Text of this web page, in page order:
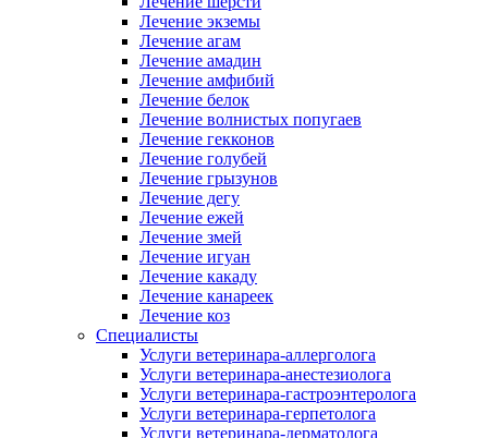
Лечение экземы
Лечение агам
Лечение амадин
Лечение амфибий
Лечение белок
Лечение волнистых попугаев
Лечение гекконов
Лечение голубей
Лечение грызунов
Лечение дегу
Лечение ежей
Лечение змей
Лечение игуан
Лечение какаду
Лечение канареек
Лечение коз
Специалисты
Услуги ветеринара-аллерголога
Услуги ветеринара-анестезиолога
Услуги ветеринара-гастроэнтеролога
Услуги ветеринара-герпетолога
Услуги ветеринара-дерматолога